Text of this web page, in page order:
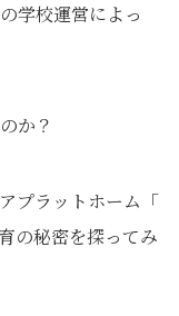
学校運営によっ
か？
プラットホーム「
の秘密を探ってみ